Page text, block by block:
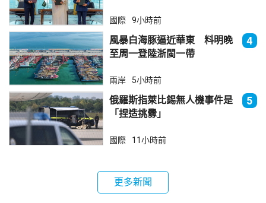
國際 9小時前
風暴白海豚逼近華東 料明晚
至周一登陸浙閩一帶
4
兩岸 5小時前
俄羅斯指萊比錫無人機事件是
「捏造挑釁」
5
國際 11小時前
更多新聞